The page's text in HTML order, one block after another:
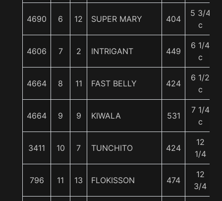
4690 6 12 SUPER MARY 404
5 3/4
c
4606 7 2 INTRIGANT 449
6 1/4
c
4664 8 11 FAST BELLY 424
6 1/2
c
4664 9 9 KIWALA 531
7 1/4
c
3411 10 7 TUNCHITO 424
12
1/4
796 11 13 FLOKISSON 474
12
3/4